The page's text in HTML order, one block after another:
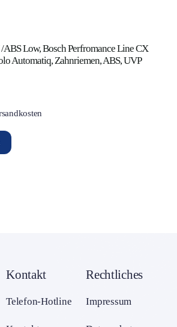
Low, Bosch Perfromance Line CX
Automatiq, Zahnriemen, ABS, UVP
Kontakt
Telefon-Hotline
Rechtliches
Impressum